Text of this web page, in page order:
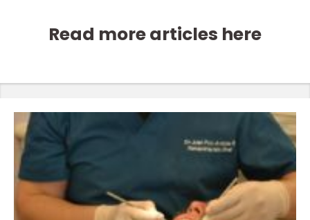
Read more articles here